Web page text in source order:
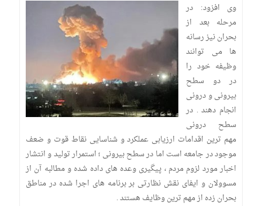
وی افزود: در
مرحله بعد از
بحران نیز رسانه
ها می توانند
وظیفه خود را
در دو سطح
بیرونی و درونی
انجام دهند . در
سطح درونی
مهم ترین اقدامات ارزیابی عملکرد و شناسایی نقاط قوت و ضعف
موجود در جامعه است اما در سطح بیرونی ؛ استمرار تولید و انتشار
اخبار مورد لزوم مردم ، پیگیری وعده های داده شده و مطالبه آن از
مسوولان و ایفای نقش نظارتی بر برنامه های اجرا شده در مناطق
بحران زده از مهم ترین وظایف هستند .